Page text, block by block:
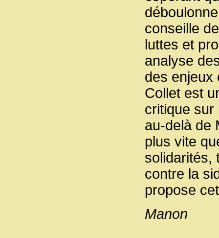
conseille
luttes et
analyse
des enjeux
Collet est
critique sur
au-delà de
plus vite
solidarités,
contre la
propose
Manon